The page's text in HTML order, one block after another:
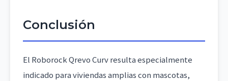
Conclusión
El Roborock Qrevo Curv resulta especialmente
indicado para viviendas amplias con mascotas,